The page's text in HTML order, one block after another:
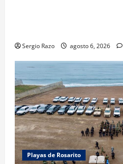
Sergio Razo agosto 6, 2026
Playas de Rosarito